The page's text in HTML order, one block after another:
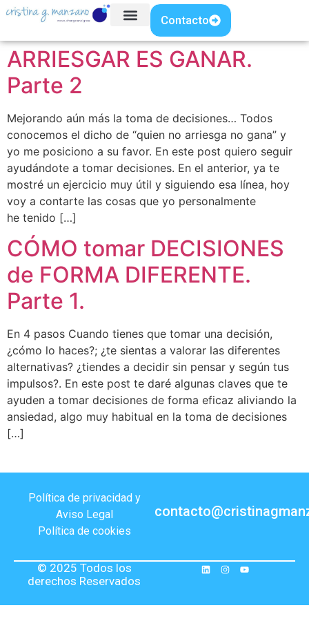
Contacto
ARRIESGAR ES GANAR.
Parte 2
Mejorando aún más la toma de decisiones… Todos
conocemos el dicho de “quien no arriesga no gana” y
yo me posiciono a su favor. En este post quiero seguir
ayudándote a tomar decisiones. En el anterior, ya te
mostré un ejercicio muy útil y siguiendo esa línea, hoy
voy a contarte las cosas que yo personalmente
he tenido […]
CÓMO tomar DECISIONES
de FORMA DIFERENTE.
Parte 1.
En 4 pasos Cuando tienes que tomar una decisión,
¿cómo lo haces?; ¿te sientas a valorar las diferentes
alternativas? ¿tiendes a decidir sin pensar y según tus
impulsos?. En este post te daré algunas claves que te
ayuden a tomar decisiones de forma eficaz aliviando la
ansiedad, algo muy habitual en la toma de decisiones
[…]
Política de privacidad y
Aviso Legal
Política de cookies
© 2025 Todos los
derechos Reservados